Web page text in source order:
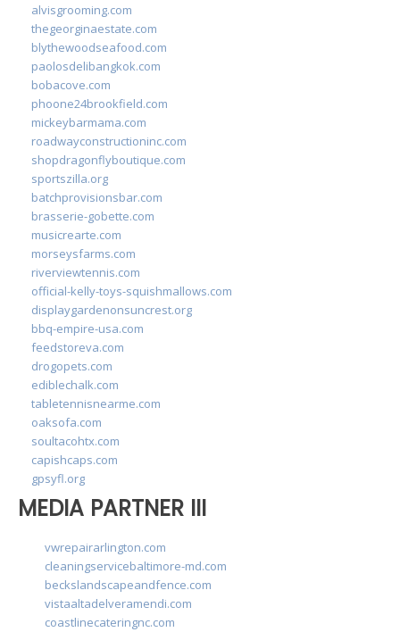
alvisgrooming.com
thegeorginaestate.com
blythewoodseafood.com
paolosdelibangkok.com
bobacove.com
phoone24brookfield.com
mickeybarmama.com
roadwayconstructioninc.com
shopdragonflyboutique.com
sportszilla.org
batchprovisionsbar.com
brasserie-gobette.com
musicrearte.com
morseysfarms.com
riverviewtennis.com
official-kelly-toys-squishmallows.com
displaygardenonsuncrest.org
bbq-empire-usa.com
feedstoreva.com
drogopets.com
ediblechalk.com
tabletennisnearme.com
oaksofa.com
soultacohtx.com
capishcaps.com
gpsyfl.org
MEDIA PARTNER III
vwrepairarlington.com
cleaningservicebaltimore-md.com
beckslandscapeandfence.com
vistaaltadelveramendi.com
coastlinecateringnc.com